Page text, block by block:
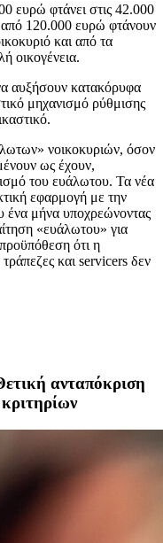
ευρώ φτάνει στις 42.000
από 120.000 ευρώ φτάνουν
και από τα
οικογένεια.
αυξήσουν κατακόρυφα
μηχανισμό ρύθμισης
νοικοκυριών, όσον
ως έχουν,
του ευάλωτου. Τα νέα
εφαρμογή με την
ένα μήνα υποχρεώνοντας
«ευάλωτου» για
ότι η
και servicers δεν
ανταπόκριση